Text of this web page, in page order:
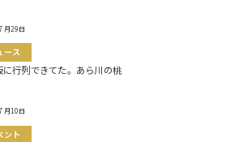
月29日
ース
に行列できてた。あら川の桃
月10日
ント